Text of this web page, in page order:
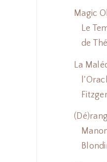
Magic
Le
de
La